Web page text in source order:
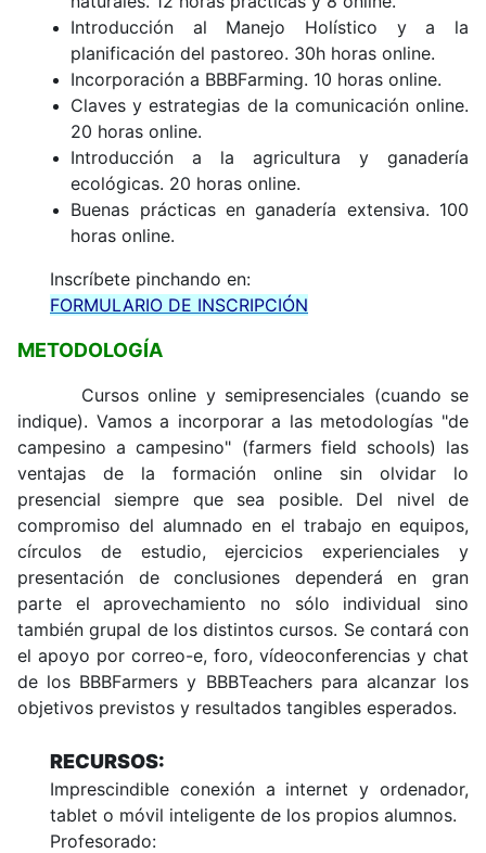
Introducción al Manejo Holístico y a la
planificación del pastoreo. 30h horas online.
Incorporación a BBBFarming. 10 horas online.
Claves y estrategias de la comunicación online.
20 horas online.
Introducción a la agricultura y ganadería
ecológicas. 20 horas online.
Buenas prácticas en ganadería extensiva. 100
horas online.
Inscríbete pinchando en:
FORMULARIO DE INSCRIPCIÓN
METODOLOGÍA
Cursos online y semipresenciales (cuando se
indique). Vamos a incorporar a las metodologías "de
campesino a campesino" (farmers field schools) las
ventajas de la formación online sin olvidar lo
presencial siempre que sea posible. Del nivel de
compromiso del alumnado en el trabajo en equipos,
círculos de estudio, ejercicios experienciales y
presentación de conclusiones dependerá en gran
parte el aprovechamiento no sólo individual sino
también grupal de los distintos cursos. Se contará con
el apoyo por correo-e, foro, vídeoconferencias y chat
de los BBBFarmers y BBBTeachers para alcanzar los
objetivos previstos y resultados tangibles esperados.
RECURSOS:
Imprescindible conexión a internet y ordenador,
tablet o móvil inteligente de los propios alumnos.
Profesorado: